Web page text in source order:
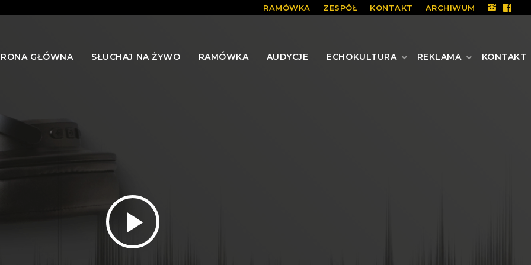
RAMÓWKA ZESPÓŁ KONTAKT ARCHIWUM
GŁÓWNA SŁUCHAJ NA ŻYWO RAMÓWKA AUDYCJE ECHOKULTURA REKLAMA KONTAKT
play_arrow